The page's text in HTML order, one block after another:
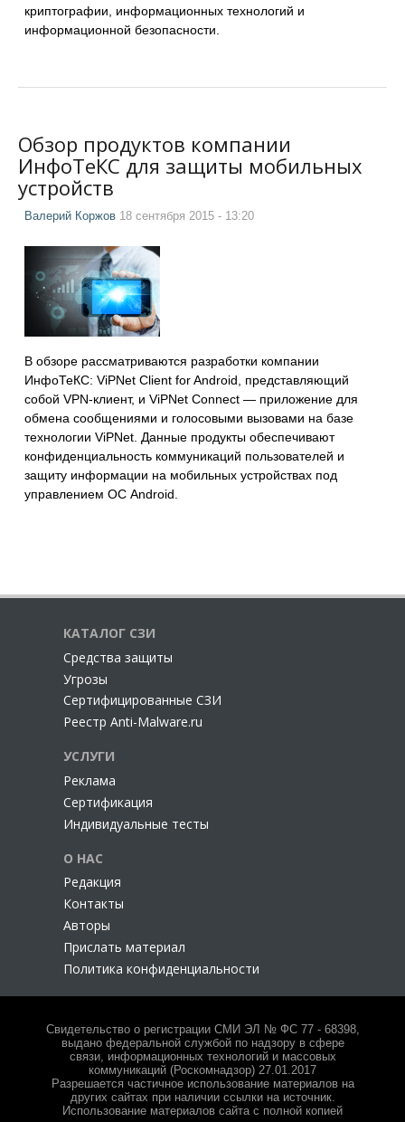
криптографии, информационных технологий и
информационной безопасности.
Обзор продуктов компании
ИнфоТеКС для защиты мобильных
устройств
Валерий Коржов 18 сентября 2015 - 13:20
В обзоре рассматриваются разработки компании
ИнфоТеКС: ViPNet Client for Android, представляющий
собой VPN-клиент, и ViPNet Connect — приложение для
обмена сообщениями и голосовыми вызовами на базе
технологии ViPNet. Данные продукты обеспечивают
конфиденциальность коммуникаций пользователей и
защиту информации на мобильных устройствах под
управлением ОС Android.
КАТАЛОГ СЗИ
Cредства защиты
Угрозы
Сертифицированные СЗИ
Реестр Anti-Malware.ru
УСЛУГИ
Реклама
Сертификация
Индивидуальные тесты
О НАС
Редакция
Контакты
Авторы
Прислать материал
Политика конфиденциальности
Свидетельство о регистрации СМИ ЭЛ № ФС 77 - 68398,
выдано федеральной службой по надзору в сфере
связи, информационных технологий и массовых
коммуникаций (Роскомнадзор) 27.01.2017
Разрешается частичное использование материалов на
других сайтах при наличии ссылки на источник.
Использование материалов сайта с полной копией